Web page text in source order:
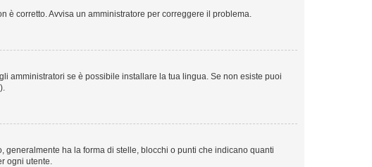
è corretto. Avvisa un amministratore per correggere il problema.
amministratori se è possibile installare la tua lingua. Se non esiste puoi
ha la forma di stelle, blocchi o punti che indicano quanti
ogni utente.